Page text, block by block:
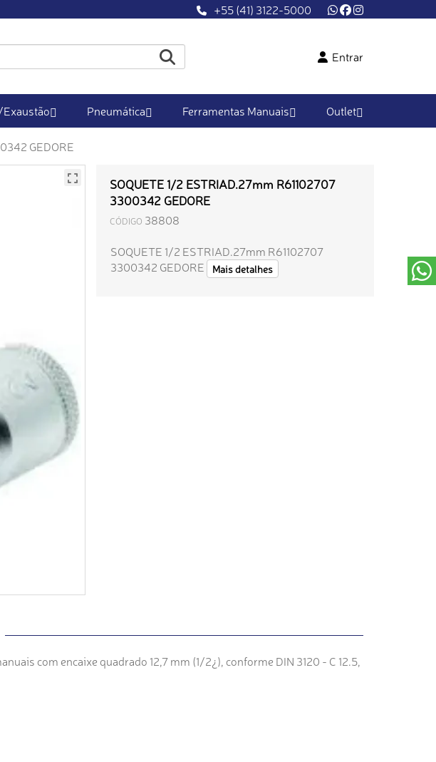
+55 (41) 3122-5000
Entrar
Pneumática Ferramentas Manuais Outlet
GEDORE
SOQUETE 1/2 ESTRIAD.27mm R61102707
3300342 GEDORE
CÓDIGO 38808
SOQUETE 1/2 ESTRIAD.27mm R61102707
3300342 GEDORE
Mais detalhes
com encaixe quadrado 12,7 mm (1/2¿), conforme DIN 3120 - C 12.5,